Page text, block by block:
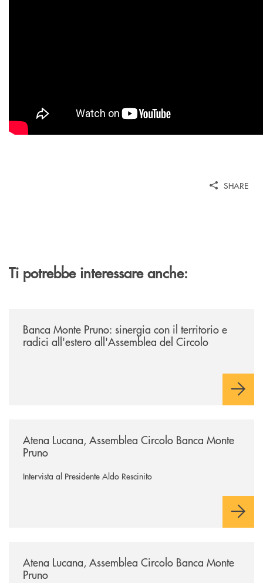
SHARE
Ti potrebbe interessare anche:
Banca Monte Pruno: sinergia con il territorio e
radici all'estero all'Assemblea del Circolo
Atena Lucana, Assemblea Circolo Banca Monte
Pruno
Intervista al Presidente Aldo Rescinito
Atena Lucana, Assemblea Circolo Banca Monte
Pruno